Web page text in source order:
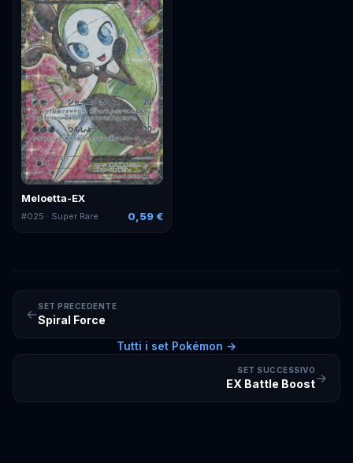
Meloetta-EX
#025 · Super Rare 0,59 €
←
SET PRECEDENTE
Spiral Force
Tutti i set Pokémon →
SET SUCCESSIVO
EX Battle Boost→